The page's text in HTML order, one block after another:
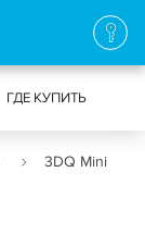
ГДЕ КУПИТЬ
3DQ Mini